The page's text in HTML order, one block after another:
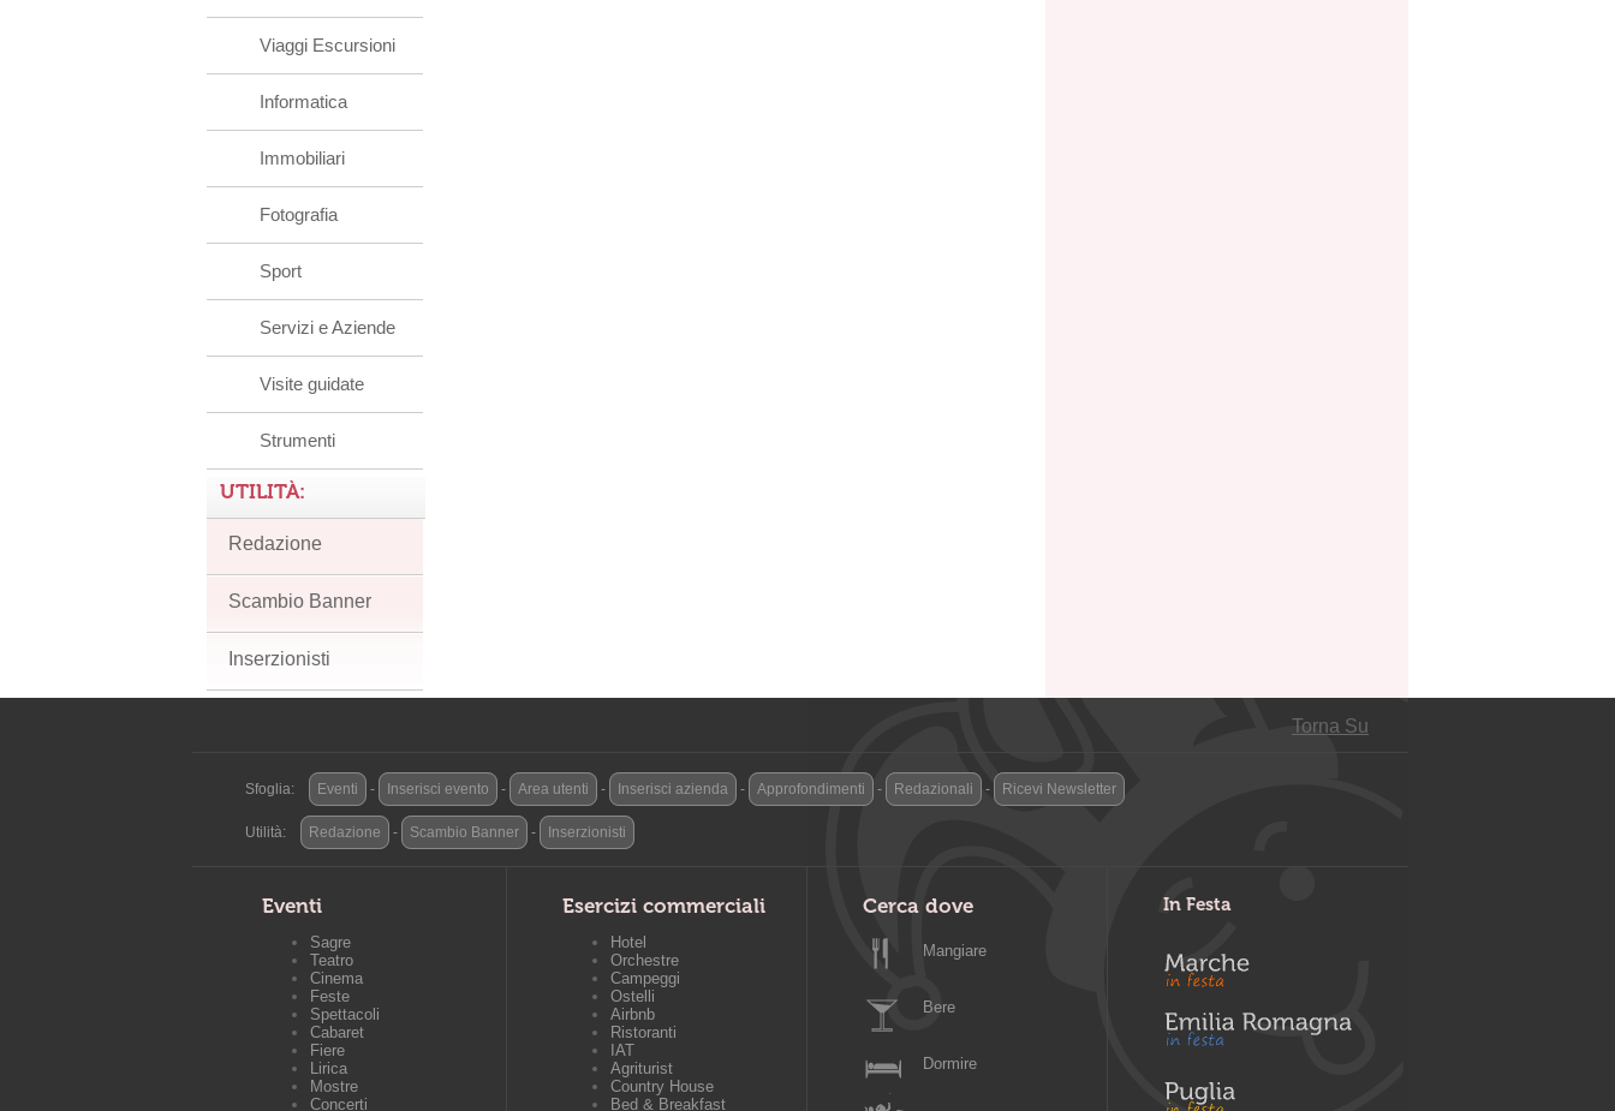
Viaggi Escursioni
Informatica
Immobiliari
Fotografia
Sport
Servizi e Aziende
Visite guidate
Strumenti
UTILITÀ:
Redazione
Scambio Banner
Inserzionisti
Torna Su
Sfoglia: Eventi - Inserisci evento - Area utenti - Inserisci azienda - Approfondimenti - Redazionali - Ricevi Newsletter
Utilità: Redazione - Scambio Banner - Inserzionisti
Eventi
Sagre
Teatro
Cinema
Feste
Spettacoli
Cabaret
Fiere
Lirica
Mostre
Concerti
Esercizi commerciali
Hotel
Orchestre
Campeggi
Ostelli
Airbnb
Ristoranti
IAT
Agriturist
Country House
Bed & Breakfast
Cerca dove
Mangiare
Bere
Dormire
In Festa